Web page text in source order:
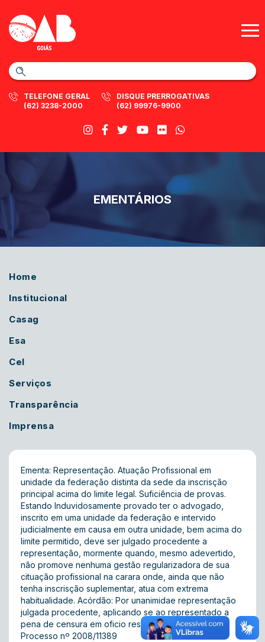
TELEFONE GERAL
(62) 3238-2000
DISQUE PRERROGATIVAS
(62) 99976-9900
EMENTÁRIOS
Home
Institucional
Casag
Esa
Cel
Serviços
Transparência
Imprensa
Ementa: Representação. Atuação Profissional em
unidade da federação distinta da sede da inscrisção
principal acima do limite legal. Suficiência de provas.
Estando Induvidosamente provado ter o advogado,
inscrito em uma unidade da federação e intervido
judicialmente em causa em outra unidade, bem acima do
limite permitido, deve ser julgado procedente a
representação, mormente quando, mesmo adevertido,
não promove nenhuma gestão regularizadora de sua
cituação profissional na carara onde, ainda que não
tenha inscrisção suplementar, atua com extrema
habitualidade. Acórdão: Por unanimidae representação
julgada procedente, aplicando se ao representado a
pena de censura em oficio reservado.
Processo nº 2008/11389